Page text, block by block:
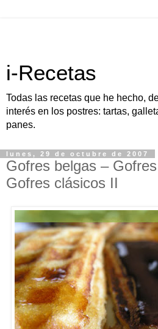
i-Recetas
Todas las recetas que he hecho,
interés en los postres: tartas,
panes.
lunes, 29 de octubre de 2007
Gofres belgas –
Gofres clásicos II